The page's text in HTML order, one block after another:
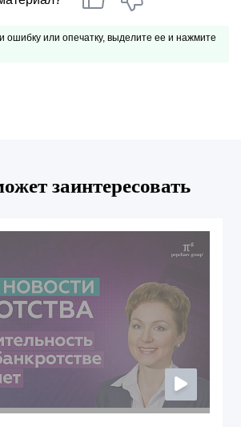
ошибку или опечатку, выделите ее и нажмите
заинтересовать